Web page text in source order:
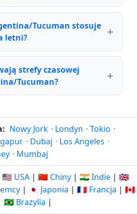
Tucuman stosuje
letni?
strefy czasowej
Tucuman?
Nowy Jork · Londyn · Tokio ·
· Dubaj · Los Angeles ·
· Mumbaj
🇺🇸 USA | 🇨🇳 Chiny | 🇮🇳 Indie | 🇬🇧
| 🇯🇵 Japonia | 🇫🇷 Francja | 🇨🇦
🇧🇷 Brazylia |